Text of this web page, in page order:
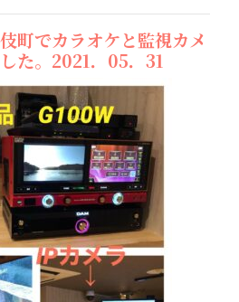
でカラオケと監視カメ
た。2021．05．31